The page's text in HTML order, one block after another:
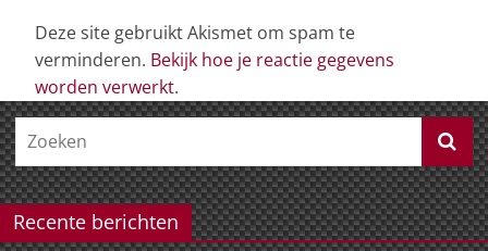
Deze site gebruikt Akismet om spam te
verminderen. Bekijk hoe je reactie gegevens
worden verwerkt.
Recente berichten